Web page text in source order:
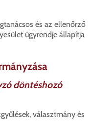
és az ellenőrző
ügyrendje állapítja
döntéshozó
választmány és